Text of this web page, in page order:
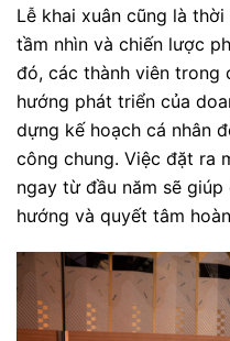
Lễ khai xuân cũng là
tầm nhìn và chiến lược
đó, các thành viên trong
hướng phát triển của
dựng kế hoạch cá nhân
công chung. Việc đặt ra
ngay từ đầu năm sẽ
hướng và quyết tâm